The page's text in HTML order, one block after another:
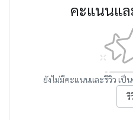
คะแนนแล
ยังไม่มีคะแนนและรีวิว เป็
รี